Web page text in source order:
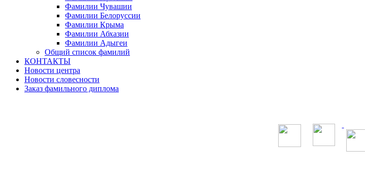
Фамилии Чувашии
Фамилии Белоруссии
Фамилии Крыма
Фамилии Абхазии
Фамилии Адыгеи
Общий список фамилий
КОНТАКТЫ
Новости центра
Новости словесности
Заказ фамильного диплома